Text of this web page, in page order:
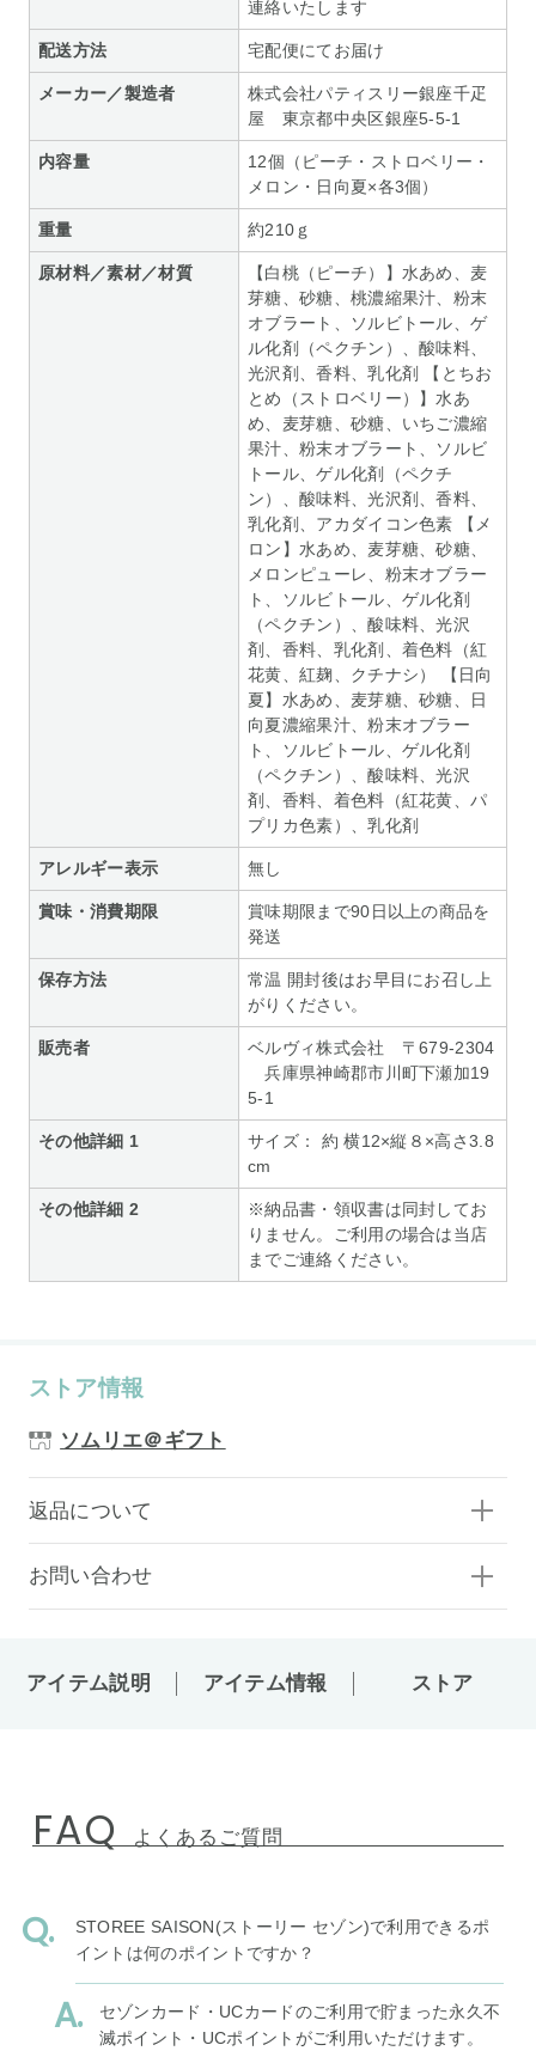
連絡いたします
配送方法 宅配便にてお届け
メーカー／製造者
株式会社パティスリー銀座千疋
屋 東京都中央区銀座5-5-1
内容量
12個（ピーチ・ストロベリー・
メロン・日向夏×各3個）
重量 約210ｇ
原材料／素材／材質
【白桃（ピーチ）】水あめ、麦
芽糖、砂糖、桃濃縮果汁、粉末
オブラート、ソルビトール、ゲ
ル化剤（ペクチン）、酸味料、
光沢剤、香料、乳化剤 【とちお
とめ（ストロベリー）】水あ
め、麦芽糖、砂糖、いちご濃縮
果汁、粉末オブラート、ソルビ
トール、ゲル化剤（ペクチ
ン）、酸味料、光沢剤、香料、
乳化剤、アカダイコン色素 【メ
ロン】水あめ、麦芽糖、砂糖、
メロンピューレ、粉末オブラー
ト、ソルビトール、ゲル化剤
（ペクチン）、酸味料、光沢
剤、香料、乳化剤、着色料（紅
花黄、紅麹、クチナシ） 【日向
夏】水あめ、麦芽糖、砂糖、日
向夏濃縮果汁、粉末オブラー
ト、ソルビトール、ゲル化剤
（ペクチン）、酸味料、光沢
剤、香料、着色料（紅花黄、パ
プリカ色素）、乳化剤
アレルギー表示 無し
賞味・消費期限
賞味期限まで90日以上の商品を
発送
保存方法
常温 開封後はお早目にお召し上
がりください。
販売者
ベルヴィ株式会社 〒679-2304
兵庫県神崎郡市川町下瀬加19
5-1
その他詳細 1
サイズ： 約 横12×縦８×高さ3.8
cm
その他詳細 2
※納品書・領収書は同封してお
りません。ご利用の場合は当店
までご連絡ください。
ストア情報
ソムリエ＠ギフト
返品について
お問い合わせ
アイテム説明 アイテム情報 ストア
FAQ よくあるご質問
STOREE SAISON(ストーリー セゾン)で利用できるポ
イントは何のポイントですか？
セゾンカード・UCカードのご利用で貯まった永久不
滅ポイント・UCポイントがご利用いただけます。